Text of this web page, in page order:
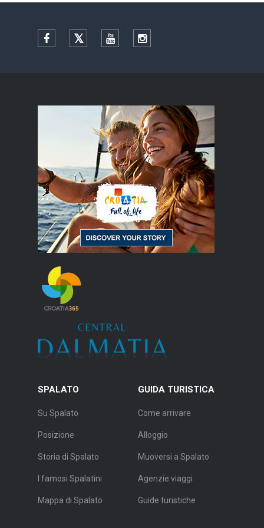
Facebook TwitterYouTubeInstagram
SPALATO
Su Spalato
Posizione
Storia di Spalato
I famosi Spalatini
Mappa di Spalato
GUIDA TURISTICA
Come arrivare
Alloggio
Muoversi a Spalato
Agenzie viaggi
Guide turistiche